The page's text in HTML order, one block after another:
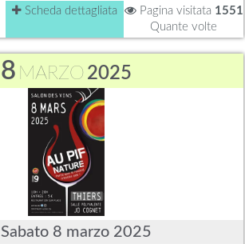
Scheda dettagliata Pagina visitata 1551
Quante volte
8 MARZO 2025
Sabato 8 marzo 2025